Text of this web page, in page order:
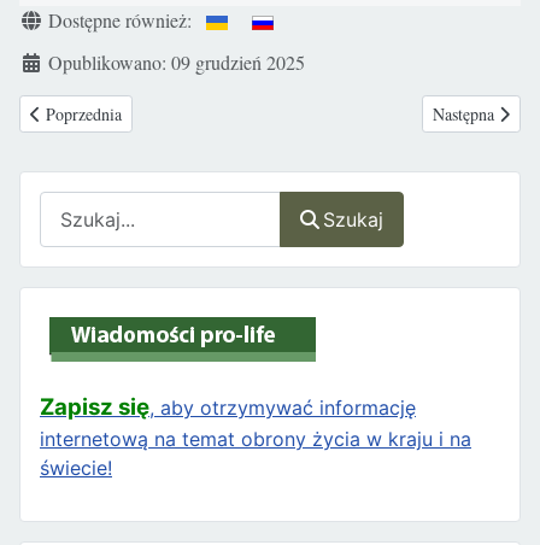
Szukaj
Zapisz się, aby otrzymywać informację
internetową na temat obrony życia w kraju i na
świecie!
Szczegóły
Dostępne również:
Opublikowano: 09 grudzień 2025
Poprzednia strona: Wysłuchanie publiczne Parlamentu Europejskiego w
Poprzednia Następna
Następna